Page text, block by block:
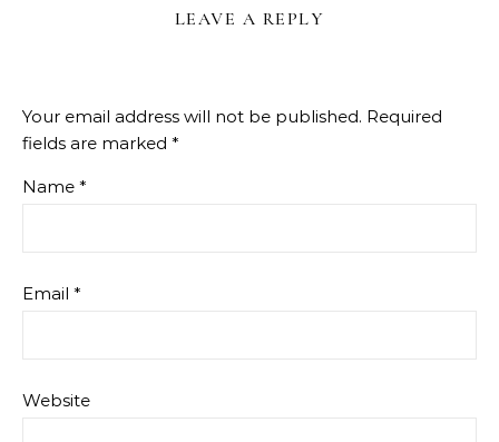
LEAVE A REPLY
Your email address will not be published. Required
fields are marked *
Name *
Email *
Website